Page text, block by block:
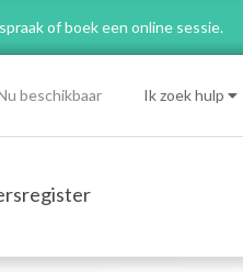
of boek een online sessie.
beschikbaar Ik zoek hulp